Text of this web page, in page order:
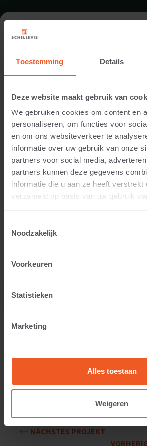
Toestemming Details
Deze website maakt gebruik van
We gebruiken cookies om content en
personaliseren, om functies voor
en om ons websiteverkeer te
informatie over uw gebruik van onze
partners voor social media,
partners kunnen deze gegevens
informatie die u aan ze heeft verstrekt
verzameld op basis van uw gebruik
Noodzakelijk
Voorkeuren
Statistieken
Marketing
Alles toestaan
Weigeren
GARTEN IN HEEZE
Standort:
Anwendung:
Garten
Produkte:
Grossformatplatte 100x100x10 Grau
In diesem Garten mit Blick auf
neben dem Teich und um die
ein Sitzbereich aus Schellevis®-
NÄCHSTES PROJEKT